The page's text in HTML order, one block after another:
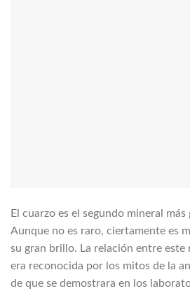
El cuarzo es el segundo mineral
Aunque no es raro, ciertamente es
su gran brillo. La relación entre este
era reconocida por los mitos de la
de que se demostrara en los